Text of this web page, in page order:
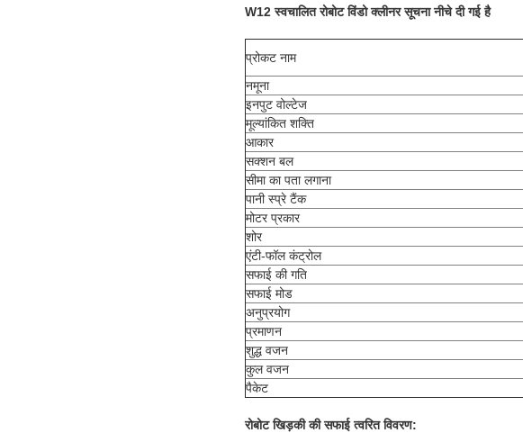
W12 स्वचालित रोबोट विंडो क्लीनर सूचना नीचे दी गई है
प्रोकट नाम
नमूना
इनपुट वोल्टेज
मूल्यांकित शक्ति
आकार
सक्शन बल
सीमा का पता लगाना
पानी स्प्रे टैंक
मोटर प्रकार
शोर
एंटी-फॉल कंट्रोल
सफाई की गति
सफाई मोड
अनुप्रयोग
प्रमाणन
शुद्ध वजन
कुल वजन
पैकेट
रोबोट खिड़की की सफाई त्वरित विवरण: